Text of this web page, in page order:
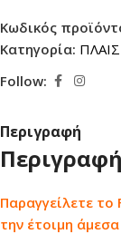
Κωδικός
Κατηγορία:
Follow:
Περιγραφή
Περιγραφή
Παραγγείλετε το
την έτοιμη